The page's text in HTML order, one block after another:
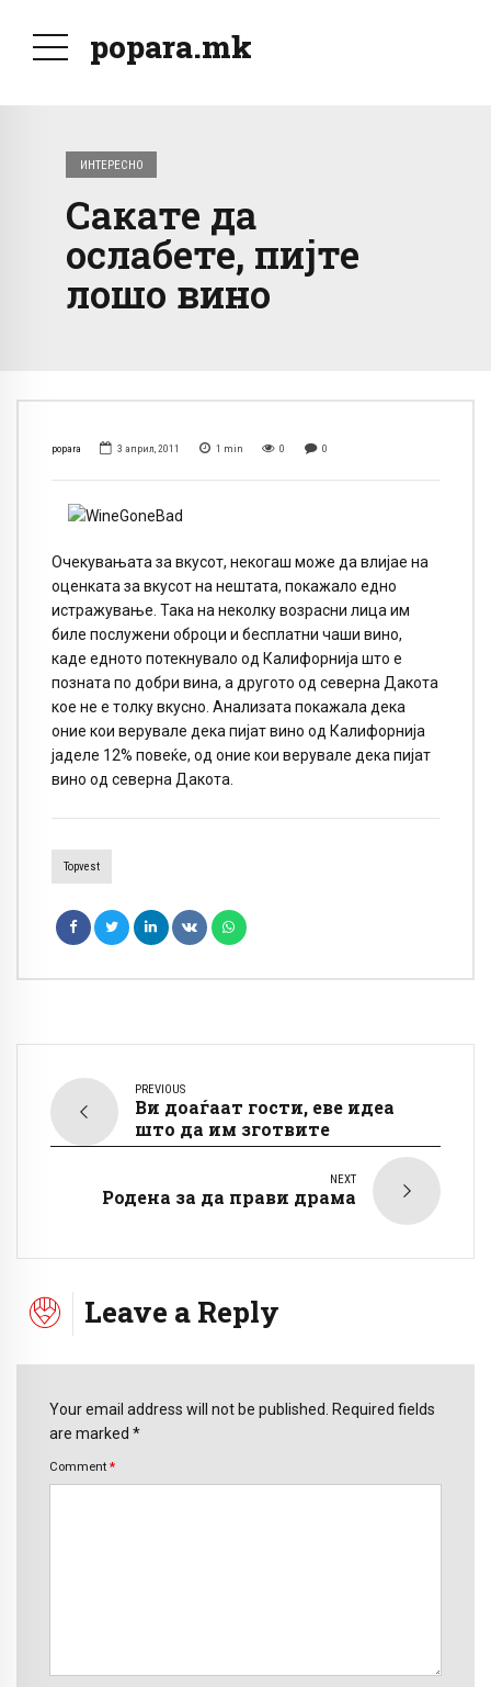
popara.mk
ИНТЕРЕСНО
Сакате да
ослабете, пијте
лошо вино
popara 3 април, 2011 1 min 0 0
Очекувањата за вкусот, некогаш може да влијае на
оценката за вкусот на нештата, покажало едно
истражување. Така на неколку возрасни лица им
биле послужени оброци и бесплатни чаши вино,
каде едното потекнувало од Калифорнија што е
позната по добри вина, а другото од северна Дакота
кое не е толку вкусно. Анализата покажала дека
оние кои верувале дека пијат вино од Калифорнија
јаделе 12% повеќе, од оние кои верувале дека пијат
вино од северна Дакота.
Topvest
PREVIOUS
Ви доаѓаат гости, еве идеа
што да им зготвите
NEXT
Родена за да прави драма
Leave a Reply
Your email address will not be published. Required fields
are marked *
Comment *